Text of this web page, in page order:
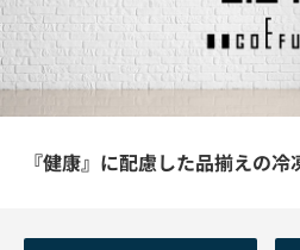
『健康』に配慮した品揃えの